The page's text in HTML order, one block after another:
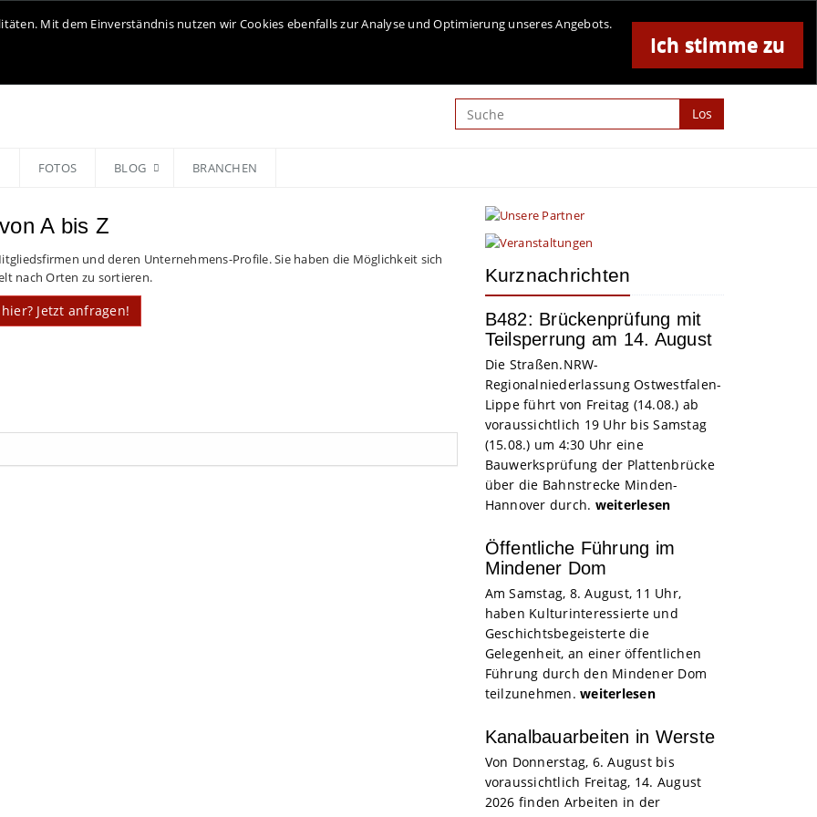
Online-Magazin für Minden und Umgebung
Ich stimme zu
Mit dem Einverständnis nutzen wir Cookies ebenfalls zur Analyse und Optimierung unseres Angebots.
Anzeige
Los
FOTOS BLOG BRANCHEN
A bis Z
und deren Unternehmens-Profile. Sie haben die Möglichkeit sich
nach Orten zu sortieren.
Jetzt anfragen!
Kurznachrichten
B482: Brückenprüfung mit
Teilsperrung am 14. August
Die Straßen.NRW-
Regionalniederlassung Ostwestfalen-
Lippe führt von Freitag (14.08.) ab
voraussichtlich 19 Uhr bis Samstag
(15.08.) um 4:30 Uhr eine
Bauwerksprüfung der Plattenbrücke
über die Bahnstrecke Minden-
Hannover durch. weiterlesen
Öffentliche Führung im
Mindener Dom
Am Samstag, 8. August, 11 Uhr,
haben Kulturinteressierte und
Geschichtsbegeisterte die
Gelegenheit, an einer öffentlichen
Führung durch den Mindener Dom
teilzunehmen. weiterlesen
Kanalbauarbeiten in Werste
Von Donnerstag, 6. August bis
voraussichtlich Freitag, 14. August
2026 finden Arbeiten in der